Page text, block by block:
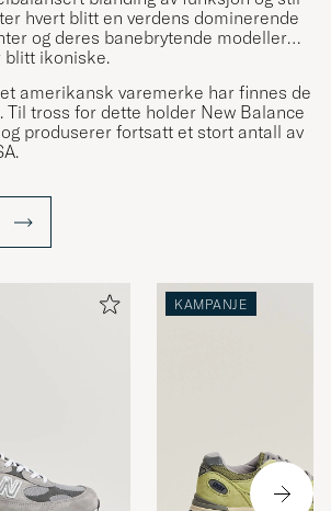
hvert blitt en verdens dominerende
og deres banebrytende modeller
blitt ikoniske.
amerikansk varemerke har finnes de
Til tross for dette holder New Balance
produserer fortsatt et stort antall av
KAMPANJE